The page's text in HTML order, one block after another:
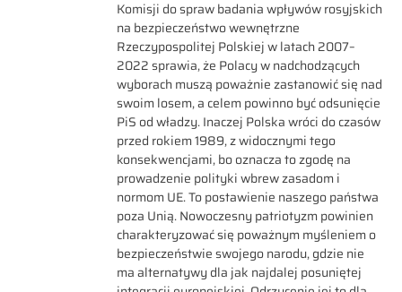
Komisji do spraw badania wpływów rosyjskich
na bezpieczeństwo wewnętrzne
Rzeczypospolitej Polskiej w latach 2007–
2022 sprawia, że Polacy w nadchodzących
wyborach muszą poważnie zastanowić się nad
swoim losem, a celem powinno być odsunięcie
PiS od władzy. Inaczej Polska wróci do czasów
przed rokiem 1989, z widocznymi tego
konsekwencjami, bo oznacza to zgodę na
prowadzenie polityki wbrew zasadom i
normom UE. To postawienie naszego państwa
poza Unią. Nowoczesny patriotyzm powinien
charakteryzować się poważnym myśleniem o
bezpieczeństwie swojego narodu, gdzie nie
ma alternatywy dla jak najdalej posuniętej